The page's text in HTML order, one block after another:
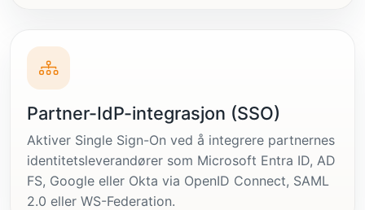
Partner-IdP-integrasjon (SSO)
Aktiver Single Sign-On ved å integrere partnernes
identitetsleverandører som Microsoft Entra ID, AD
FS, Google eller Okta via OpenID Connect, SAML
2.0 eller WS-Federation.